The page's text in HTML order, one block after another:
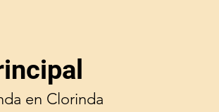
en Clorinda